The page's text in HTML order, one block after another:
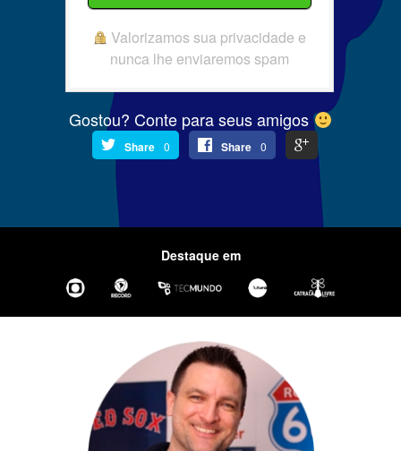
Valorizamos sua privacidade e
nunca lhe enviaremos spam
Gostou? Conte para seus amigos
0
Share 0
Share
Destaque em